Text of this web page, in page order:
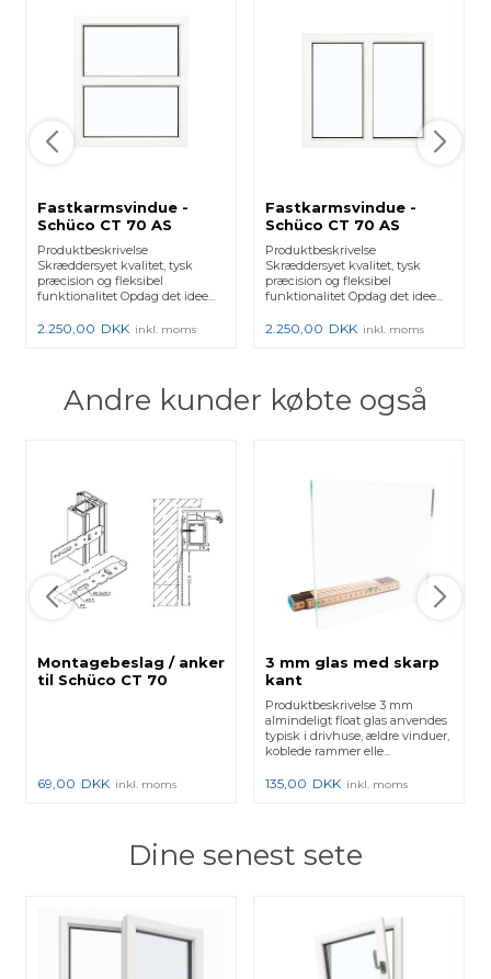
Fastkarmsvindue -
Schüco CT 70 AS
profiler - Type 00206
Produktbeskrivelse
Skræddersyet kvalitet, tysk
præcision og fleksibel
funktionalitet Opdag det idee...
2.250,00 DKK inkl. moms
Fastkarmsvindue -
Schüco CT 70 AS
profiler - Type 00458
Produktbeskrivelse
Skræddersyet kvalitet, tysk
præcision og fleksibel
funktionalitet Opdag det idee...
2.250,00 DKK inkl. moms
Andre kunder købte også
Montagebeslag / anker
til Schüco CT 70
69,00 DKK inkl. moms
3 mm glas med skarp
kant
Produktbeskrivelse 3 mm
almindeligt float glas anvendes
typisk i drivhuse, ældre vinduer,
koblede rammer elle...
135,00 DKK inkl. moms
Dine senest sete